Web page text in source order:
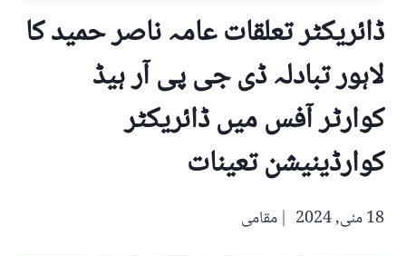
ڈائریکٹر تعلقات عامہ ناصر حمید کا
لاہور تبادلہ ڈی جی پی آر ہیڈ
کوارٹر آفس میں ڈائریکٹر
کوارڈینیشن تعینات
18 مئی, 2024 مقامی